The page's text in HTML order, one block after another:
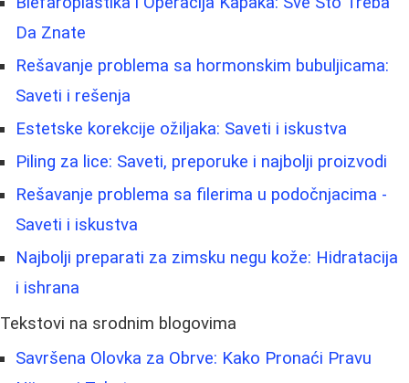
Da Znate
Rešavanje problema sa hormonskim bubuljicama:
Saveti i rešenja
Estetske korekcije ožiljaka: Saveti i iskustva
Piling za lice: Saveti, preporuke i najbolji proizvodi
Rešavanje problema sa filerima u podočnjacima -
Saveti i iskustva
Najbolji preparati za zimsku negu kože: Hidratacija
i ishrana
Tekstovi na srodnim blogovima
Savršena Olovka za Obrve: Kako Pronaći Pravu